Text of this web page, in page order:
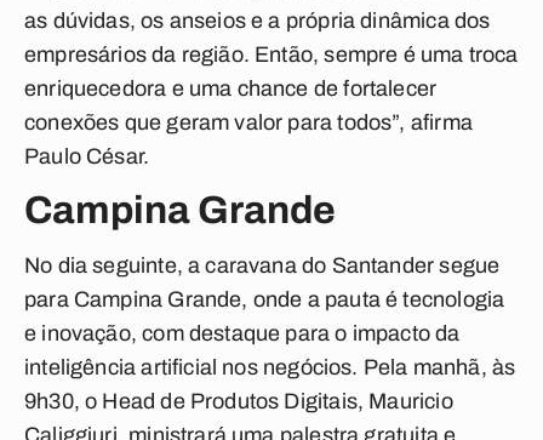
as dúvidas, os anseios e a própria dinâmica dos
empresários da região. Então, sempre é uma troca
enriquecedora e uma chance de fortalecer
conexões que geram valor para todos”, afirma
Paulo César.
Campina Grande
No dia seguinte, a caravana do Santander segue
para Campina Grande, onde a pauta é tecnologia
e inovação, com destaque para o impacto da
inteligência artificial nos negócios. Pela manhã, às
9h30, o Head de Produtos Digitais, Mauricio
Caliggiuri, ministrará uma palestra gratuita e